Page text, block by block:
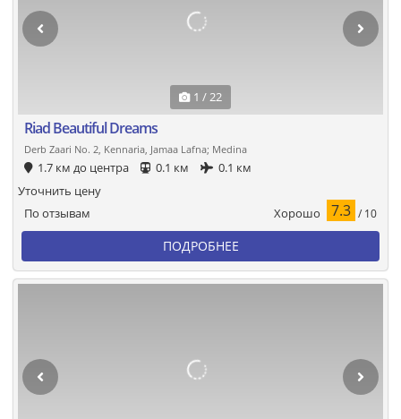
1 / 22
Riad Beautiful Dreams
Derb Zaari No. 2, Kennaria, Jamaa Lafna; Medina
1.7 км до центра 0.1 км 0.1 км
По отзывам Хорошо 7.3 / 10
Уточнить цену
ПОДРОБНЕЕ